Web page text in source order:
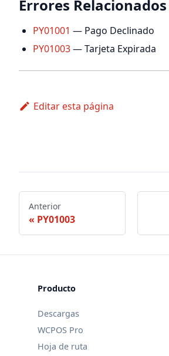
Errores Relacionados
PY01001 — Pago Declinado
PY01003— Tarjeta Expirada
Editar esta página
Anterior
PY01003
Producto
Descargas
WCPOS Pro
Hoja de ruta